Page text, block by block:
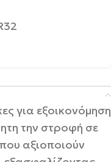
για εξοικονόμηση
την στροφή σε
αξιοποιούν